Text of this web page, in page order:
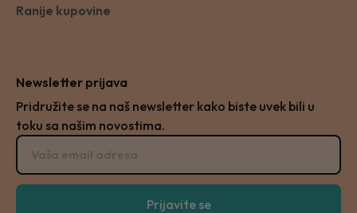
Ranije kupovine
Newsletter prijava
Pridružite se na naš newsletter kako biste uvek bili u
toku sa našim novostima.
Prijavite se